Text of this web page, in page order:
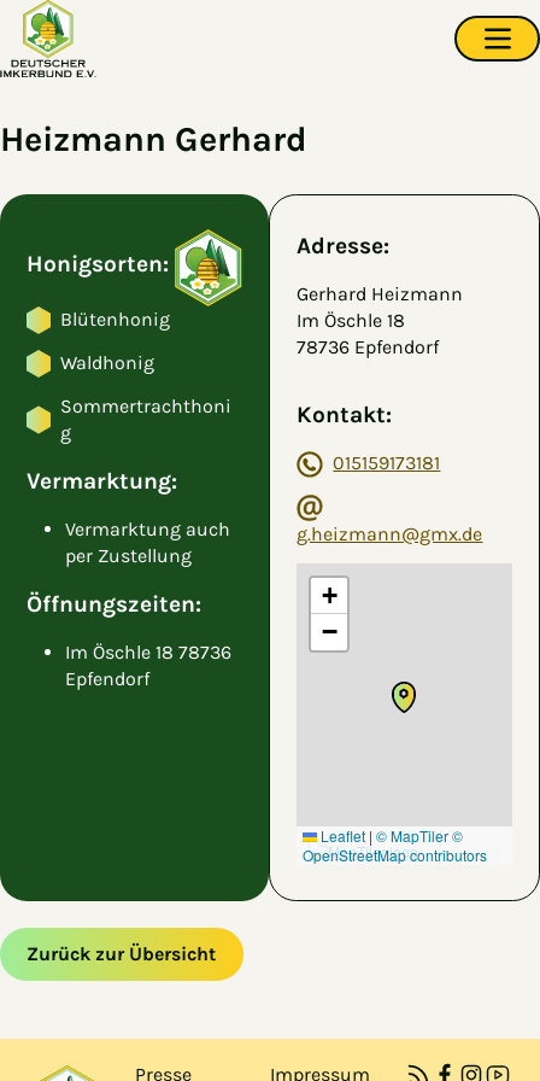
Zum Hauptinhalt springen
Heizmann Gerhard
Honigsorten:
Blütenhonig
Waldhonig
Sommertrachthoni
g
Vermarktung:
Vermarktung auch
per Zustellung
Öffnungszeiten:
Im Öschle 18 78736
Epfendorf
Adresse:
Gerhard Heizmann
Im Öschle 18
78736 Epfendorf
Kontakt:
015159173181
g.heizmann@gmx.de
+
−
Leaflet | © MapTiler©
OpenStreetMap contributors
Zurück zur Übersicht
Presse
Impressum